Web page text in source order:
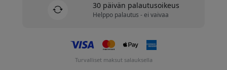
30 päivän palautusoikeus
Helppo palautus - ei vaivaa
Turvalliset maksut salauksella